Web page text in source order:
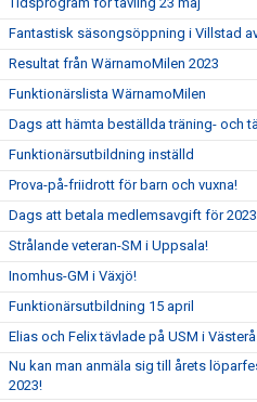
Fantastisk säsongsöppning i Villstad
Resultat från WärnamoMilen 2023
Funktionärslista WärnamoMilen
Dags att hämta beställda träning- och
Funktionärsutbildning inställd
Prova-på-friidrott för barn och vuxna!
Dags att betala medlemsavgift för 2023
Strålande veteran-SM i Uppsala!
Inomhus-GM i Växjö!
Funktionärsutbildning 15 april
Elias och Felix tävlade på USM i
Nu kan man anmäla sig till årets
2023!